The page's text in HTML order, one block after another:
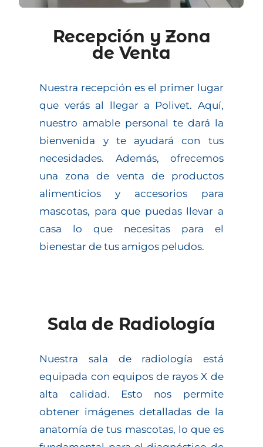
Recepción y Zona
de Venta
Nuestra recepción es el primer lugar
que verás al llegar a Polivet. Aquí,
nuestro amable personal te dará la
bienvenida y te ayudará con tus
necesidades. Además, ofrecemos
una zona de venta de productos
alimenticios y accesorios para
mascotas, para que puedas llevar a
casa lo que necesitas para el
bienestar de tus amigos peludos.
Sala de Radiología
Nuestra sala de radiología está
equipada con equipos de rayos X de
alta calidad. Esto nos permite
obtener imágenes detalladas de la
anatomía de tus mascotas, lo que es